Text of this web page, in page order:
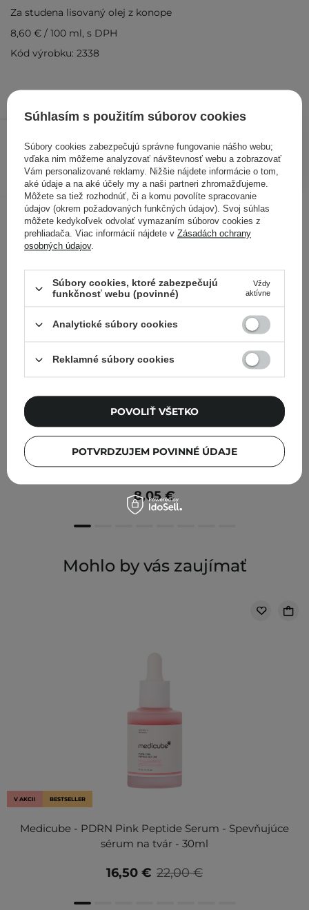
PRIDAŤ DO KOŠÍKA
Za studena lisovaný olej z konope
8,60 € / 100 ml, s DPH
Kód výrobku: 2338
Kontrolovali aj ďalší zákazníci
ODPORÚČANÉ KOZMETOLÓGMI
Anwen - Wake It Up - Kávový šampón s enzýmami -
200ml
8,05 €
Mohlo by vás zaujímať
V AKCII BESTSELLER
Medicube - PDRN Pink Peptide Serum - Spevňujúce
sérum na tvár - 30ml
22,00 €
16,50 €
Súhlasím s použitím súborov cookies
Súbory cookies zabezpečujú správne fungovanie nášho webu;
vďaka nim môžeme analyzovať návštevnosť webu a zobrazovať
Vám personalizované reklamy. Nižšie nájdete informácie o tom,
aké údaje a na aké účely my a naši partneri zhromažďujeme.
Môžete sa tiež rozhodnúť, či a komu povolíte spracovanie
údajov (okrem požadovaných funkčných údajov). Svoj súhlas
môžete kedykoľvek odvolať vymazaním súborov cookies z
prehliadača. Viac informácií nájdete v Zásadách ochrany
osobných údajov.
Súbory cookies, ktoré zabezpečujú
funkčnosť webu (povinné)
Vždy
aktívne
Analytické súbory cookies
Reklamné súbory cookies
POTVRDZUJEM POVINNÉ ÚDAJE
POVOLIŤ VŠETKO